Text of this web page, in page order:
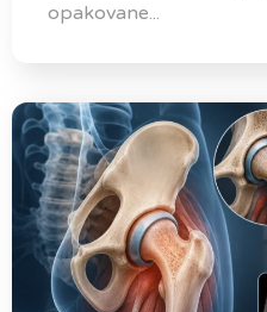
opakovane...